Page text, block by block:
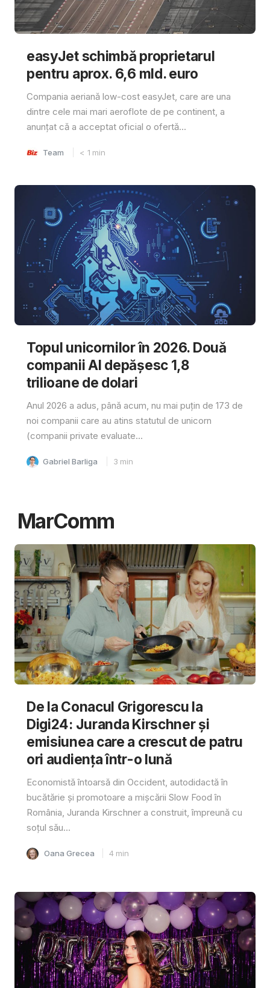
easyJet schimbă proprietarul
pentru aprox. 6,6 mld. euro
Compania aeriană low-cost easyJet, care are una
dintre cele mai mari aeroflote de pe continent, a
anunțat că a acceptat oficial o ofertă...
Team < 1 min
Topul unicornilor în 2026. Două
companii AI depășesc 1,8
trilioane de dolari
Anul 2026 a adus, până acum, nu mai puțin de 173 de
noi companii care au atins statutul de unicorn
(companii private evaluate...
Gabriel Barliga 3 min
MarComm
De la Conacul Grigorescu la
Digi24: Juranda Kirschner și
emisiunea care a crescut de patru
ori audiența într-o lună
Economistă întoarsă din Occident, autodidactă în
bucătărie și promotoare a mișcării Slow Food în
România, Juranda Kirschner a construit, împreună cu
soțul său...
Oana Grecea 4 min